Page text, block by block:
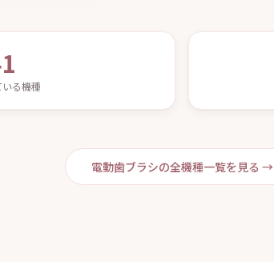
る機種
電動歯ブラシの全機種一覧を見る →